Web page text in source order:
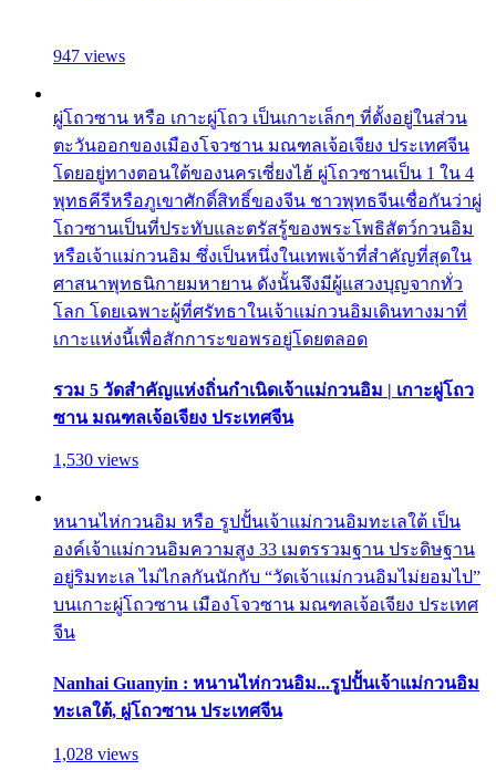
947 views
ผู่โถวซาน หรือ เกาะผู่โถว เป็นเกาะเล็กๆ ที่ตั้งอยู่ในส่วน
ตะวันออกของเมืองโจวซาน มณฑลเจ้อเจียง ประเทศจีน
โดยอยู่ทางตอนใต้ของนครเซี่ยงไฮ้ ผู่โถวซานเป็น 1 ใน 4
พุทธคีรีหรือภูเขาศักดิ์สิทธิ์ของจีน ชาวพุทธจีนเชื่อกันว่าผู่
โถวซานเป็นที่ประทับและตรัสรู้ของพระโพธิสัตว์กวนอิม
หรือเจ้าแม่กวนอิม ซึ่งเป็นหนึ่งในเทพเจ้าที่สำคัญที่สุดใน
ศาสนาพุทธนิกายมหายาน ดังนั้นจึงมีผู้แสวงบุญจากทั่ว
โลก โดยเฉพาะผู้ที่ศรัทธาในเจ้าแม่กวนอิมเดินทางมาที่
เกาะแห่งนี้เพื่อสักการะขอพรอยู่โดยตลอด
รวม 5 วัดสำคัญแห่งถิ่นกำเนิดเจ้าแม่กวนอิม | เกาะผู่โถว
ซาน มณฑลเจ้อเจียง ประเทศจีน
1,530 views
หนานไห่กวนอิม หรือ รูปปั้นเจ้าแม่กวนอิมทะเลใต้ เป็น
องค์เจ้าแม่กวนอิมความสูง 33 เมตรรวมฐาน ประดิษฐาน
อยู่ริมทะเล ไม่ไกลกันนักกับ “วัดเจ้าแม่กวนอิมไม่ยอมไป”
บนเกาะผู่โถวซาน เมืองโจวซาน มณฑลเจ้อเจียง ประเทศ
จีน
Nanhai Guanyin : หนานไห่กวนอิม...รูปปั้นเจ้าแม่กวนอิม
ทะเลใต้, ผู่โถวซาน ประเทศจีน
1,028 views